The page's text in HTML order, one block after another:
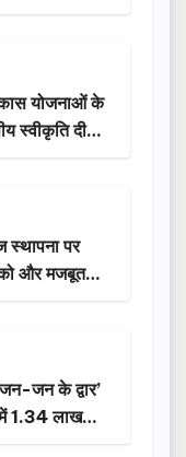
योजनाओं के
स्वीकृति दी…
स्थापना पर
और मजबूत
धामी…
जन के द्वार’
1.34 लाख